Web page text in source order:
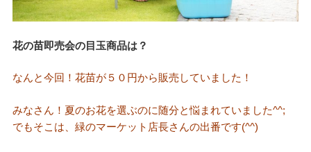
花の苗即売会の目玉商品は？
なんと今回！花苗が５０円から販売していました！
みなさん！夏のお花を選ぶのに随分と悩まれていました^^;
でもそこは、緑のマーケット店長さんの出番です(^^)